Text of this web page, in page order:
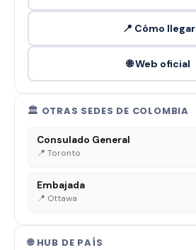
📍 Cómo llegar
🌐 Web oficial
🏛️ OTRAS SEDES DE COLOMBIA
Consulado General
📍 Toronto
Embajada
📍 Ottawa
🌐 HUB DE PAÍS